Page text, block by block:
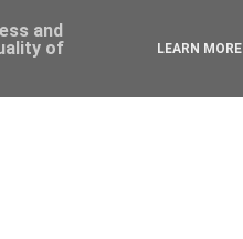
and
of
LEARN MORE